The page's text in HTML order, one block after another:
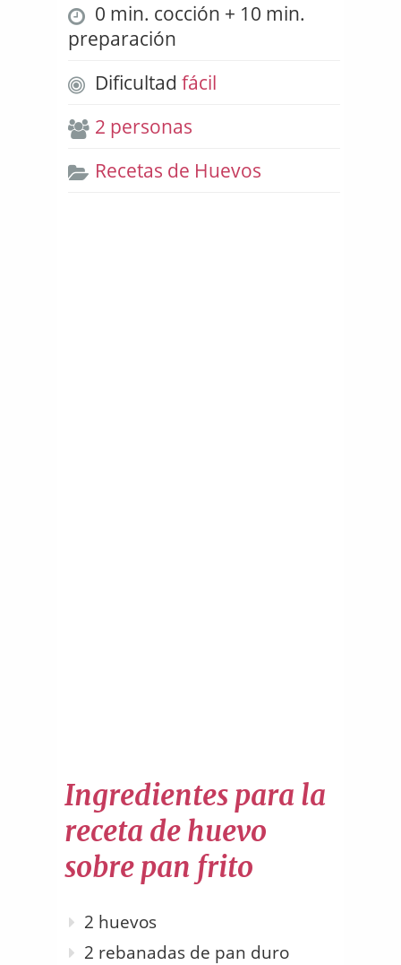
0 min. cocción + 10 min.
preparación
Dificultad fácil
2 personas
Recetas de Huevos
Ingredientes para la
receta de huevo
sobre pan frito
2 huevos
2 rebanadas de pan duro